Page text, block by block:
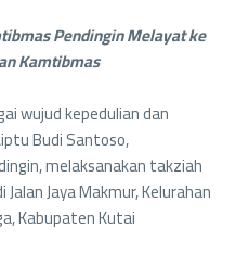
Pendingin Melayat ke
Kamtibmas
wujud kepedulian dan
Budi Santoso,
melaksanakan takziah
Jaya Makmur, Kelurahan
Kabupaten Kutai